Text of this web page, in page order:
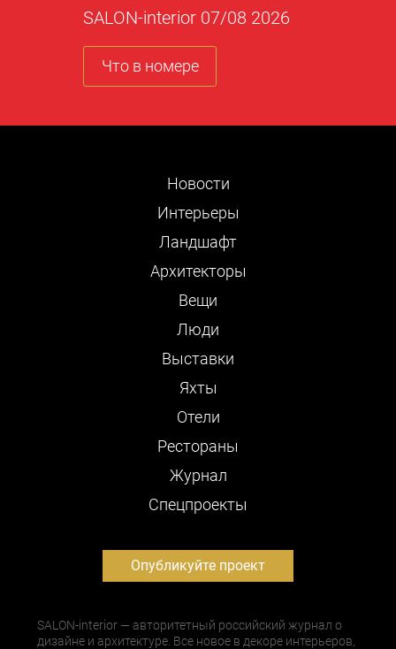
SALON-interior 07/08 2026
Что в номере
Новости
Интерьеры
Ландшафт
Архитекторы
Вещи
Люди
Выставки
Яхты
Отели
Рестораны
Журнал
Cпецпроекты
Опубликуйте проект
SALON-interior — авторитетный российский журнал о
дизайне и архитектуре. Все новое в декоре интерьеров,